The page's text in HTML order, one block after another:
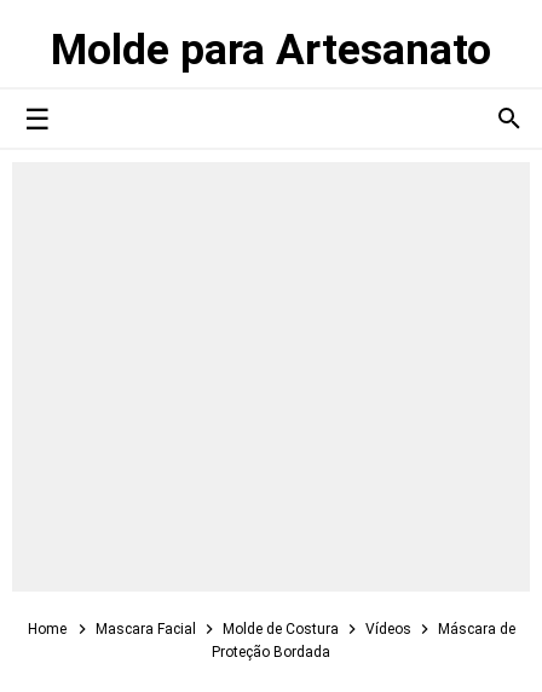
Molde para Artesanato
Home Mascara Facial Molde de Costura Vídeos
Máscara de
Proteção Bordada